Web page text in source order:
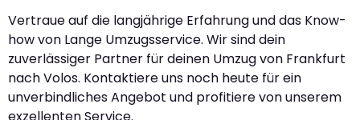
Vertraue auf die langjährige Erfahrung und das Know-
how von Lange Umzugsservice. Wir sind dein
zuverlässiger Partner für deinen Umzug von Frankfurt
nach Volos. Kontaktiere uns noch heute für ein
unverbindliches Angebot und profitiere von unserem